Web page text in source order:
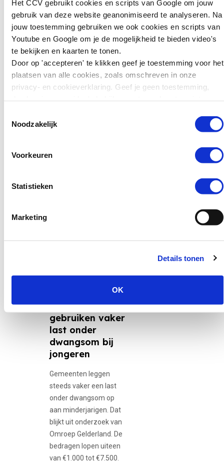
Het CCV gebruikt cookies en scripts van Google om jouw
gebruik van deze website geanonimiseerd te analyseren. Na
jouw toestemming gebruiken we ook cookies en scripts van
Youtube en Google om je de mogelijkheid te bieden video's
te bekijken en kaarten te tonen.
Door op 'accepteren' te klikken geef je toestemming voor het
plaatsen van alle cookies, zoals omschreven in onze
privacy- en cookieverklaring. Geef je geen toestemming,
Noodzakelijk
Voorkeuren
Statistieken
Marketing
Details tonen
OK
Kindermishandeling plaatsvinden.
De Week tegen Kindermishandeling
wordt mede georganiseerd door het
ministerie van Volksgezondheid,
Welzijn en Sport (VWS) in
samenwerking met Movisie, het NJi,
Veilig Thuis, het CCV en de Raad
op
weektegenkindermishandeling.nl
kunnen we leren
voor preventie?
Zweden wil jonge
tieners die ernstige
misdrijven plegen
zwaarder kunnen
straffen. Jongeren van
15 tot en met 17 jaar
in de gevangenis
Gemeenten
gebruiken vaker
last onder
dwangsom bij
jongeren
Gemeenten leggen
steeds vaker een last
onder dwangsom op
aan minderjarigen. Dat
blijkt uit onderzoek van
Omroep Gelderland. De
bedragen lopen uiteen
van €1.000 tot €7.500.
12-minners,